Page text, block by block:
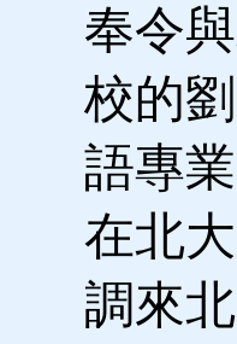
奉令
校的
語專
在北
調來